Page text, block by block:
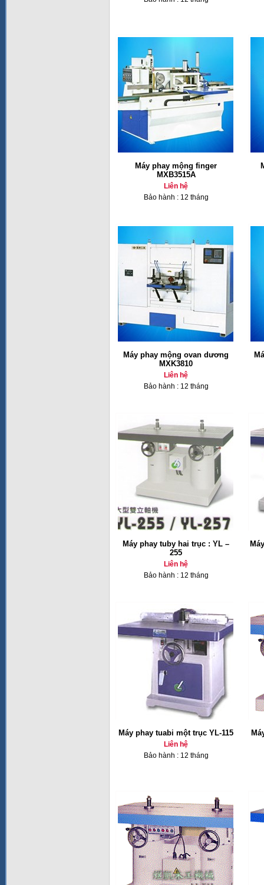
Máy phay mộng finger
MXB3515A
Liên hệ
Bảo hành : 12 tháng
Máy phay mộng ovan dương
MXK3810
Liên hệ
Bảo hành : 12 tháng
Máy phay tuby hai trục : YL –
255
Liên hệ
Bảo hành : 12 tháng
Máy phay tuabi một trục YL-115
Liên hệ
Bảo hành : 12 tháng